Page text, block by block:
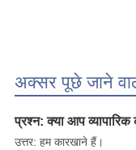
अक्सर पूछे जाने
प्रश्न: क्या आप व्यापारिक
उत्तर: हम कारखाने हैं।